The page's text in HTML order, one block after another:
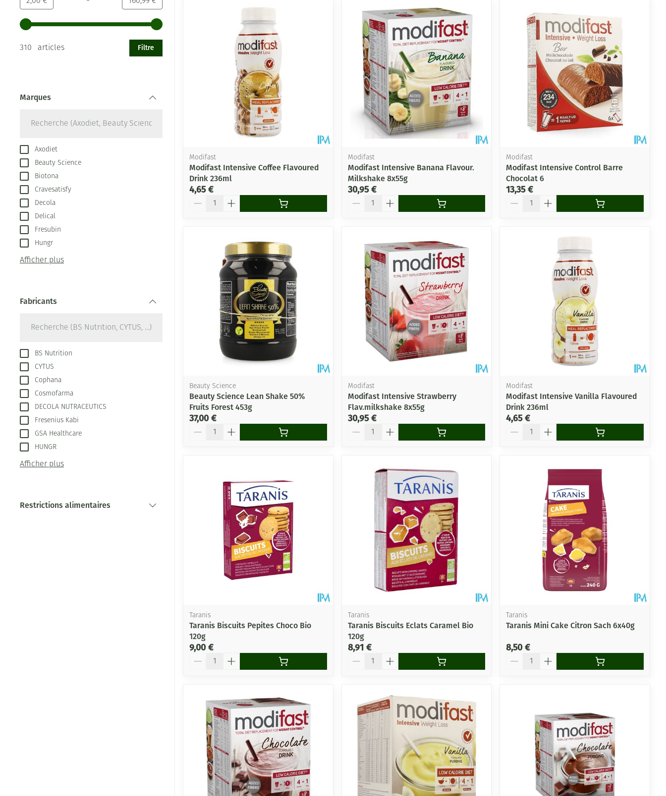
Utilisez les touches fléchées gauche et droite pour ajuster les valeurs minimales et maximales du prix.
310 articles Filtre
Marques
Axodiet
Beauty Science
Biotona
Cravesatisfy
Decola
Delical
Fresubin
Hungr
Afficher plus
Fabricants
BS Nutrition
CYTUS
Cophana
Cosmofarma
DECOLA NUTRACEUTICS
Fresenius Kabi
GSA Healthcare
HUNGR
Afficher plus
Restrictions alimentaires
Modifast
Modifast Intensive Coffee Flavoured
Drink 236ml
4,65 €
Quantité
Modifast
Modifast Intensive Banana Flavour.
Milkshake 8x55g
30,95 €
Quantité
Modifast
Modifast Intensive Control Barre
Chocolat 6
13,35 €
Quantité
Beauty Science
Beauty Science Lean Shake 50%
Fruits Forest 453g
37,00 €
Quantité
Modifast
Modifast Intensive Strawberry
Flav.milkshake 8x55g
30,95 €
Quantité
Modifast
Modifast Intensive Vanilla Flavoured
Drink 236ml
4,65 €
Quantité
Taranis
Taranis Biscuits Pepites Choco Bio
120g
9,00 €
Quantité
Taranis
Taranis Biscuits Eclats Caramel Bio
120g
8,91 €
Quantité
Taranis
Taranis Mini Cake Citron Sach 6x40g
8,50 €
Quantité